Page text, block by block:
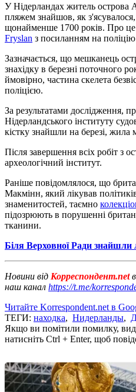
У Нідерландах житель острова
пляжем знайшов, як
щонайменше 1700 років. Про
Fryslan з посиланням на поліцію
Зазначається, що мешканець
знахідку в березні поточного
ймовірно, частина скелета
поліцією.
За результатами дослідження,
Нідерландського інституту
кістку знайшли на березі,
Після завершення всіх робіт з
археологічний інститут.
Раніше повідомлялося, що
Макмінн, який лікував
знаменитостей, таємно
підозрюють в порушенні
тканини.
Біля Верховної Ради знайшли
Новини від Корреспондент.net
наш канал https://t.me/
Читайте Korrespondent.net в
ТЕГИ: находка, Нидерланды,
Якщо ви помітили помилку,
натисніть Ctrl + Enter, щоб